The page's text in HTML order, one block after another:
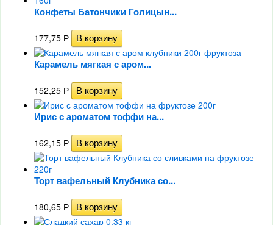
Конфеты Батончики Голицын...
177,75 Р
Карамель мягкая с аром...
152,25 Р
Ирис с ароматом тоффи на...
162,15 Р
Торт вафельный Клубника со...
180,65 Р